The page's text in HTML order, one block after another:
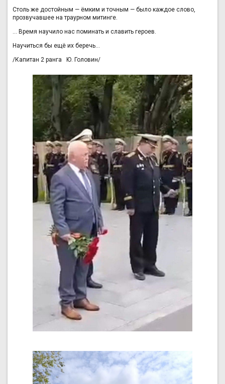
Столь же достойным — ёмким и точным — было каждое слово,
прозвучавшее на траурном митинге.
… Время научило нас поминать и славить героев.
Научиться бы ещё их беречь…
/Капитан 2 ранга Ю. Головин/